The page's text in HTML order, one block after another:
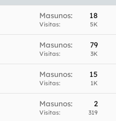
Masunos 18
Visitas 5K
Masunos 79
Visitas 3K
Masunos 15
Visitas 1K
Masunos 2
Visitas 319